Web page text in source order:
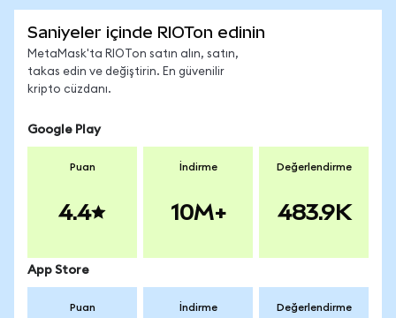
Saniyeler içinde RIOTon edinin
MetaMask'ta RIOTon satın alın, satın,
takas edin ve değiştirin. En güvenilir
kripto cüzdanı.
Google Play
Puan
4.4
İndirme
10M+
Değerlendirme
483.9K
App Store
Puan İndirme Değerlendirme